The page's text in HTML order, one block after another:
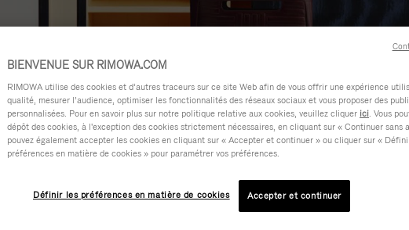
BIENVENUE SUR RIMOWA.COM
RIMOWA utilise des cookies et d’autres traceurs sur ce site Web afin de vous offrir une expérience
qualité, mesurer l’audience, optimiser les fonctionnalités des réseaux sociaux et vous proposer des
personnalisées. Pour en savoir plus sur notre politique relative aux cookies, veuillez cliquer ici. Vous
dépôt des cookies, à l'exception des cookies strictement nécessaires, en cliquant sur « Continuer sans
pouvez également accepter les cookies en cliquant sur « Accepter et continuer » ou cliquer sur «
préférences en matière de cookies » pour paramétrer vos préférences.
Définir les préférences en matière de cookies Accepter et continuer